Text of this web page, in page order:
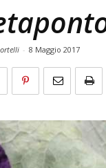
- 8 Maggio 2017